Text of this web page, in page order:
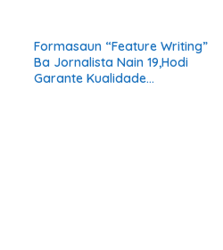
Formasaun “Feature Writing”
Ba Jornalista Nain 19,Hodi
Garante Kualidade